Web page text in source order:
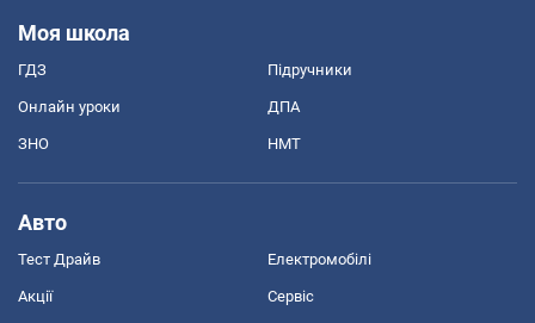
Моя школа
ГДЗ Підручники
Онлайн уроки ДПА
ЗНО НМТ
Авто
Тест Драйв Електромобілі
Акції Сервіс